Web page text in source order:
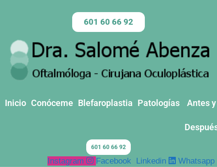
601 60 66 92
Inicio Conóceme Blefaroplastia Patologías Antes y
601 60 66 92
Instagram Facebook Linkedin Whatsapp